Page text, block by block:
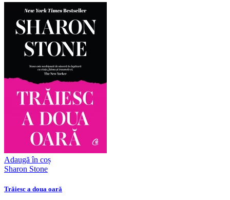
Adaugă în coș
Sharon Stone
Trăiesc a doua oară